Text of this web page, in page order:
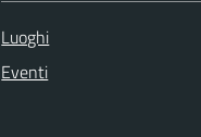
Luoghi
Eventi